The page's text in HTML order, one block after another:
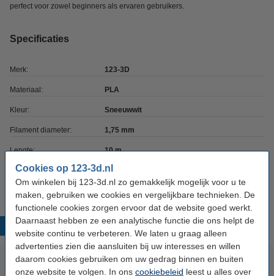
Cookies op 123-3d.nl
Om winkelen bij 123-3d.nl zo gemakkelijk mogelijk voor u te
maken, gebruiken we cookies en vergelijkbare technieken. De
functionele cookies zorgen ervoor dat de website goed werkt.
Daarnaast hebben ze een analytische functie die ons helpt de
website continu te verbeteren. We laten u graag alleen
advertenties zien die aansluiten bij uw interesses en willen
daarom cookies gebruiken om uw gedrag binnen en buiten
onze website te volgen. In ons cookiebeleid leest u alles over
perfect voor zowel beginners als ervaren gebruikers.
Specificaties
Merk: 123-3D
Materiaal: PLA
Kleur: Sneeuwwit
Filament diameter: 1,75 mm
Lengte: 10 m
Ons Artikelnr: DPE00124
Populaire producten